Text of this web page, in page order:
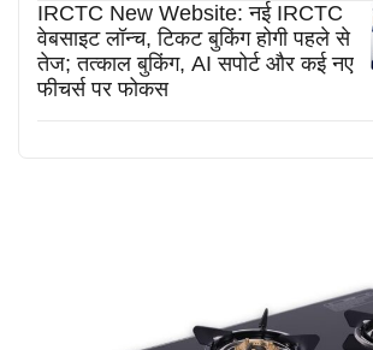
IRCTC New Website: नई IRCTC
वेबसाइट लॉन्च, टिकट बुकिंग होगी पहले से
तेज; तत्काल बुकिंग, AI सपोर्ट और कई नए
फीचर्स पर फोकस